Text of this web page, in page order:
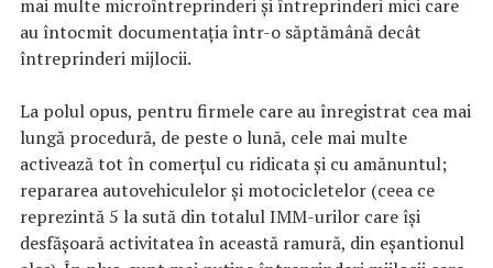
mai multe microîntreprinderi și întreprinderi mici care
au întocmit documentația într-o săptămână decât
întreprinderi mijlocii.
La polul opus, pentru firmele care au înregistrat cea mai
lungă procedură, de peste o lună, cele mai multe
activează tot în comerțul cu ridicata și cu amănuntul;
repararea autovehiculelor și motocicletelor (ceea ce
reprezintă 5 la sută din totalul IMM-urilor care își
desfășoară activitatea în această ramură, din eșantionul